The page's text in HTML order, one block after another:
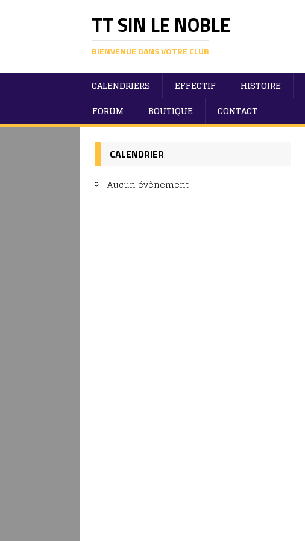
TT SIN LE NOBLE
BIENVENUE DANS VOTRE CLUB
CALENDRIERS EFFECTIF HISTOIRE
FORUM
BOUTIQUE CONTACT
CALENDRIER
Aucun évènement